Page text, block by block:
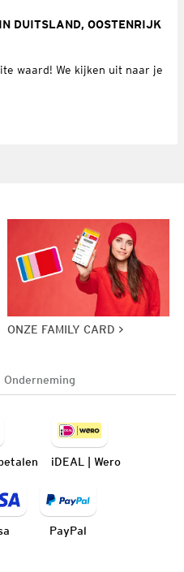
DUITSLAND, OOSTENRIJK
waard! We kijken uit naar je
ONZE FAMILY CARD
Onderneming
iDEAL | Wero
PayPal